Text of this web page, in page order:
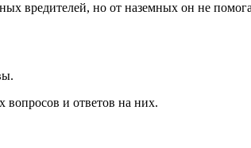
вредителей, но от наземных он не
и ответов на них.